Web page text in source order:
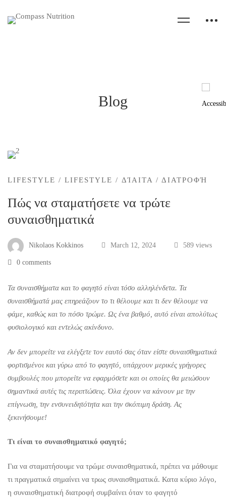
Blog
Πώς
να
σταματήσετε
να
τρώτε
LIFESTYLE / LIFESTYLE / ΔΊΑΙΤΑ / ΔΙΑΤΡΟΦΉ
Πώς να σταματήσετε να τρώτε
συναισθηματικά
Nikolaos Kokkinos March 12, 2024 589 views
0 comments
Τα συναισθήματα και το φαγητό είναι τόσο αλληλένδετα. Τα
συναισθήματά μας επηρεάζουν το τι θέλουμε και τι δεν θέλουμε να
φάμε, καθώς και το πόσο τρώμε. Ως ένα βαθμό, αυτό είναι απολύτως
φυσιολογικό και εντελώς ακίνδυνο.
Αν δεν μπορείτε να ελέγξετε τον εαυτό σας όταν είστε συναισθηματικά
φορτισμένοι και γύρω από το φαγητό, υπάρχουν μερικές γρήγορες
συμβουλές που μπορείτε να εφαρμόσετε και οι οποίες θα μειώσουν
σημαντικά αυτές τις περιπτώσεις. Όλα έχουν να κάνουν με την
επίγνωση, την ενσυνειδητότητα και την σκόπιμη δράση. Ας
ξεκινήσουμε!
Τι είναι το συναισθηματικό φαγητό;
Για να σταματήσουμε να τρώμε συναισθηματικά, πρέπει να μάθουμε
τι πραγματικά σημαίνει να τρως συναισθηματικά. Κατα κύριο λόγο,
η συναισθηματική διατροφή συμβαίνει όταν το φαγητό